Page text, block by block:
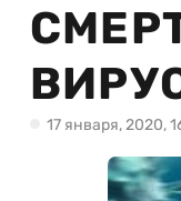
17 января, 2020,